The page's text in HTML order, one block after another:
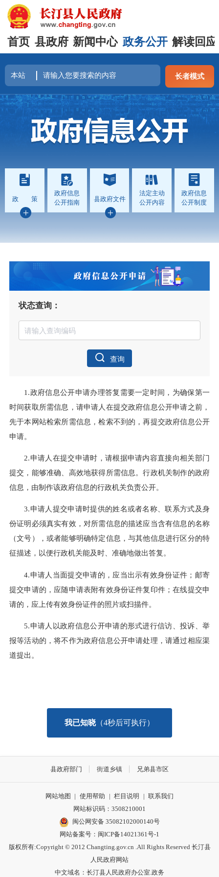
首页 县政府 新闻中心 政务公开 解读回应
长者模式
政 策
政府信息
公开指南
县政府文件
法定主动
公开内容
政府信息
公开制度
状态查询：
查询
1.政府信息公开申请办理答复需要一定时间，为确保第一
时间获取所需信息，请申请人在提交政府信息公开申请之前，
先于本网站检索所需信息，检索不到的，再提交政府信息公开
申请。
2.申请人在提交申请时，请根据申请内容直接向相关部门
提交，能够准确、高效地获得所需信息。行政机关制作的政府
信息，由制作该政府信息的行政机关负责公开。
3.申请人提交申请时提供的姓名或者名称、联系方式及身
份证明必须真实有效，对所需信息的描述应当含有信息的名称
（文号），或者能够明确特定信息，与其他信息进行区分的特
征描述，以便行政机关能及时、准确地做出答复。
4.申请人当面提交申请的，应当出示有效身份证件；邮寄
提交申请的，应随申请表附有效身份证件复印件；在线提交申
请的，应上传有效身份证件的照片或扫描件。
5.申请人以政府信息公开申请的形式进行信访、投诉、举
报等活动的，将不作为政府信息公开申请处理，请通过相应渠
道提出。
我已知晓（3秒后可执行）
县政府部门 街道乡镇 兄弟县市区
网站地图 | 使用帮助 | 栏目说明 | 联系我们
网站标识码：3508210001
闽公网安备 35082102000140号
网站备案号： 闽ICP备14021361号-1
版权所有:Copyright © 2012 Changting.gov.cn .All Rights Reserved 长汀县
人民政府网站
中文域名：长汀县人民政府办公室.政务